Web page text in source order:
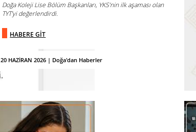
20 HAZİRAN 2026 | Doğa'dan Haberler
Doğa Koleji Lise Bölüm Başkanları, YKS’nin ilk aşaması olan
TYT’yi değerlendirdi.
HABERE GİT